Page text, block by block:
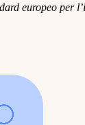
europeo per